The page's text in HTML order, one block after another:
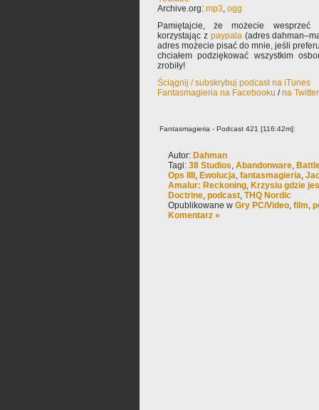
Archive.org: mp3, ogg
Pamiętajcie, że możecie wesprzeć
korzystając z paypala(adres
adres możecie pisać do mnie, jeśli
chciałem podziękować wszystkim
zrobiły!
Ściągnij / subskrybuj podcast na iTunes
Fantasmagieria na Facebooku /na
Fantasmagieria - Podcast 421 [116:42m]:
Autor: Dahman
Tagi: 38 Studios, Abandonware,
Ops IIII , Ewolucja, fantasmagieria,
Amalur: Reckoning, Krzysiu gdzie
Doctrine, podcast, THQ Nordic
Opublikowane w Gry PC/Video, film,
Komentarz »